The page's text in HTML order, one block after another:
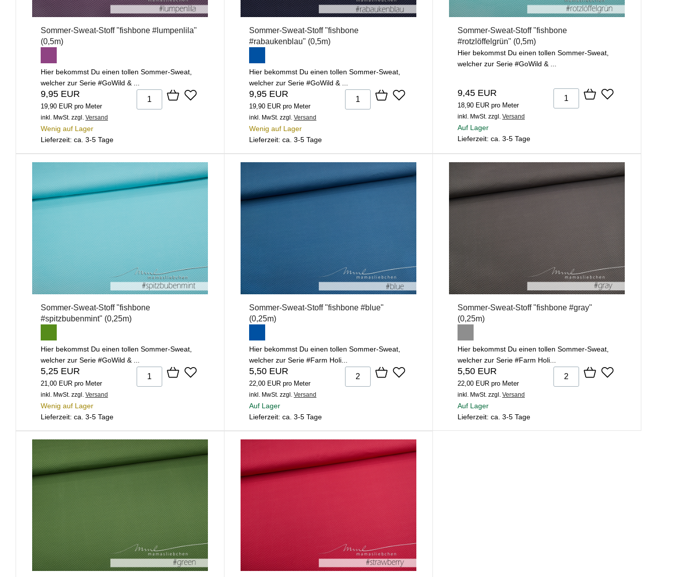
Sommer-Sweat-Stoff "fishbone #lumpenlila"
(0,5m)
Hier bekommst Du einen tollen Sommer-Sweat,
welcher zur Serie #GoWild & ...
9,95 EUR
19,90 EUR pro Meter
inkl. MwSt. zzgl. Versand
Wenig auf Lager
Lieferzeit: ca. 3-5 Tage
Sommer-Sweat-Stoff "fishbone
#rabaukenblau" (0,5m)
Hier bekommst Du einen tollen Sommer-Sweat,
welcher zur Serie #GoWild & ...
9,95 EUR
19,90 EUR pro Meter
inkl. MwSt. zzgl. Versand
Wenig auf Lager
Lieferzeit: ca. 3-5 Tage
Sommer-Sweat-Stoff "fishbone
#rotzlöffelgrün" (0,5m)
Hier bekommst Du einen tollen Sommer-Sweat,
welcher zur Serie #GoWild & ...
9,45 EUR
18,90 EUR pro Meter
inkl. MwSt. zzgl. Versand
Auf Lager
Lieferzeit: ca. 3-5 Tage
Sommer-Sweat-Stoff "fishbone
#spitzbubenmint" (0,25m)
Hier bekommst Du einen tollen Sommer-Sweat,
welcher zur Serie #GoWild & ...
5,25 EUR
21,00 EUR pro Meter
inkl. MwSt. zzgl. Versand
Wenig auf Lager
Lieferzeit: ca. 3-5 Tage
Sommer-Sweat-Stoff "fishbone #blue"
(0,25m)
Hier bekommst Du einen tollen Sommer-Sweat,
welcher zur Serie #Farm Holi...
5,50 EUR
22,00 EUR pro Meter
inkl. MwSt. zzgl. Versand
Auf Lager
Lieferzeit: ca. 3-5 Tage
Sommer-Sweat-Stoff "fishbone #gray"
(0,25m)
Hier bekommst Du einen tollen Sommer-Sweat,
welcher zur Serie #Farm Holi...
5,50 EUR
22,00 EUR pro Meter
inkl. MwSt. zzgl. Versand
Auf Lager
Lieferzeit: ca. 3-5 Tage